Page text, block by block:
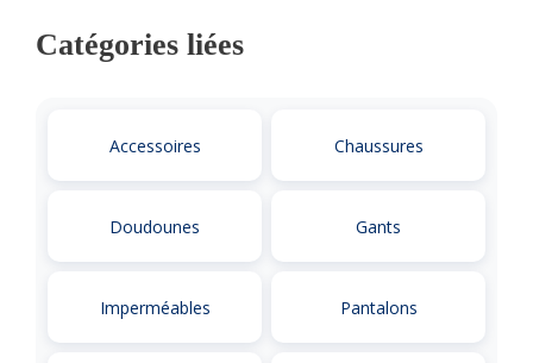
Catégories liées
Accessoires Chaussures
Doudounes Gants
Imperméables Pantalons